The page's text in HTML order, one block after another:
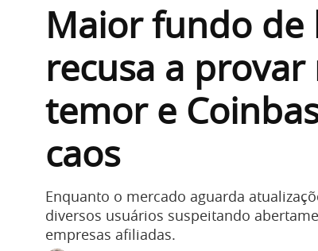
Maior fundo de
recusa a provar
temor e
caos
Enquanto o mercado aguarda
diversos usuários suspeitando
empresas afiliadas.